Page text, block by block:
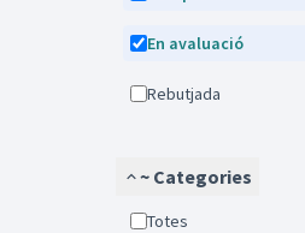
En avaluació
Rebutjada
~ Categories
Totes